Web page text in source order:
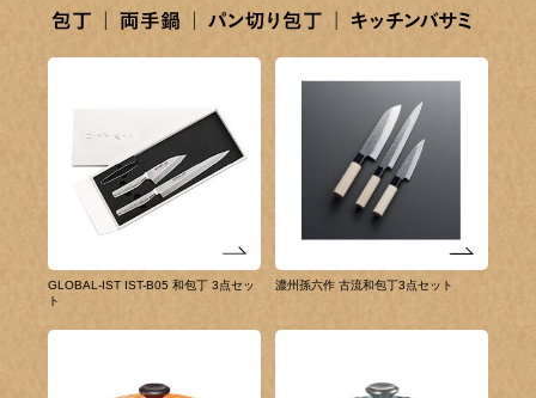
GLOBAL-IST IST-B05 和包丁 3点セッ
ト
濃州孫六作 古流和包丁3点セット